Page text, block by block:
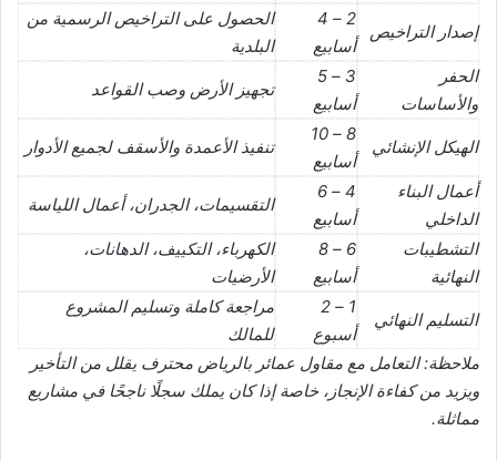
إصدار التراخيص
2 – 4
أسابيع
الحصول على التراخيص الرسمية من
البلدية
الحفر
والأساسات
3 – 5
أسابيع
تجهيز الأرض وصب القواعد
الهيكل الإنشائي
8 – 10
أسابيع
تنفيذ الأعمدة والأسقف لجميع الأدوار
أعمال البناء
الداخلي
4 – 6
أسابيع
التقسيمات، الجدران، أعمال اللياسة
التشطيبات
النهائية
6 – 8
أسابيع
الكهرباء، التكييف، الدهانات،
الأرضيات
التسليم النهائي
1 – 2
أسبوع
مراجعة كاملة وتسليم المشروع
للمالك
ملاحظة: التعامل مع مقاول عمائر بالرياض محترف يقلل من التأخير
ويزيد من كفاءة الإنجاز، خاصة إذا كان يملك سجلًا ناجحًا في مشاريع
مماثلة.